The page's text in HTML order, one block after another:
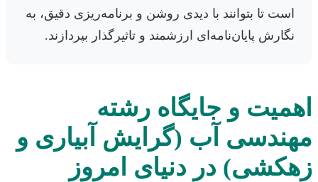
است تا بتوانند با دیدی روشن و برنامه‌ریزی دقیق، به
نگارش پایان‌نامه‌ای ارزشمند و تاثیرگذار بپردازند.
اهمیت و جایگاه رشته
مهندسی آب (گرایش آبیاری و
زهکشی) در دنیای امروز